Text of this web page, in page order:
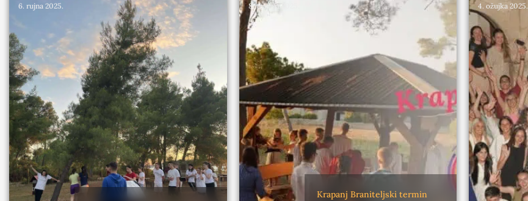
6. rujna 2025. 8. travnja 2025.
Krapanj Braniteljski termin
4. ožujka 2025.